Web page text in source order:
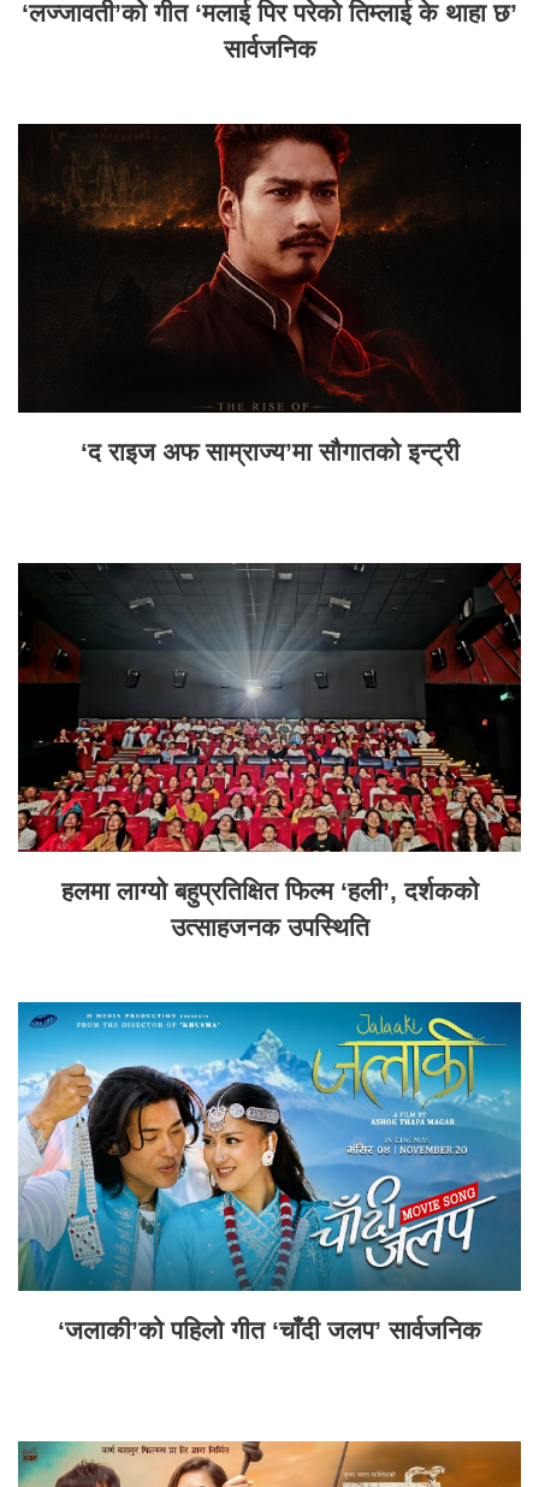
‘लज्जावती’को गीत ‘मलाई पिर परेको तिम्लाई के थाहा छ’
सार्वजनिक
‘द राइज अफ साम्राज्य’मा सौगातको इन्ट्री
हलमा लाग्यो बहुप्रतिक्षित फिल्म ‘हली’, दर्शकको
उत्साहजनक उपस्थिति
‘जलाकी’को पहिलो गीत ‘चाँदी जलप’ सार्वजनिक